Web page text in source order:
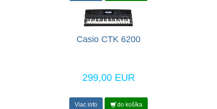
Casio CTK 6200
299,00 EUR
Viac info do košíka